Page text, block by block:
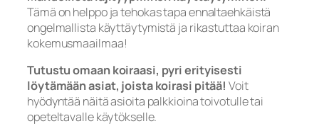
Tämä on helppo ja tehokas tapa ennaltaehkäistä
ongelmallista käyttäytymistä ja rikastuttaa koiran
kokemusmaailmaa!
Tutustu omaan koiraasi, pyri erityisesti
löytämään asiat, joista koirasi pitää! Voit
hyödyntää näitä asioita palkkioina toivotulle tai
opeteltavalle käytökselle.